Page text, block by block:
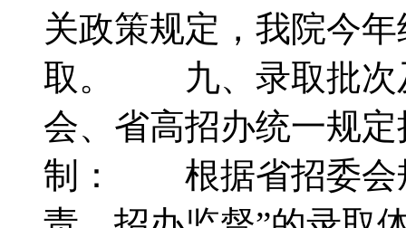
关政策规定，我院今
取。 九、录取批次
会、省高招办统一
制： 根据省招委会